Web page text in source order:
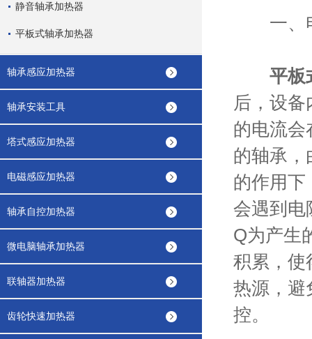
静音轴承加热器
平板式轴承加热器
轴承感应加热器
轴承安装工具
塔式感应加热器
电磁感应加热器
轴承自控加热器
微电脑轴承加热器
联轴器加热器
齿轮快速加热器
一、电
平板
后，设
的电流会
的轴承，
的作用下
会遇到电
Q为产生
积累，使
热源，避
控。